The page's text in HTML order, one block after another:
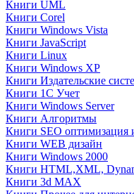
Книги UML
Книги Corel
Книги Windows Vista
Книги JavaScript
Книги Linux
Книги Windows XP
Книги Издательские
Книги 1C Учет
Книги Windows Server
Книги Алгоритмы
Книги SEO оптимизация
Книги WEB дизайн
Книги Windows 2000
Книги HTML,XML,
Книги 3d MAX